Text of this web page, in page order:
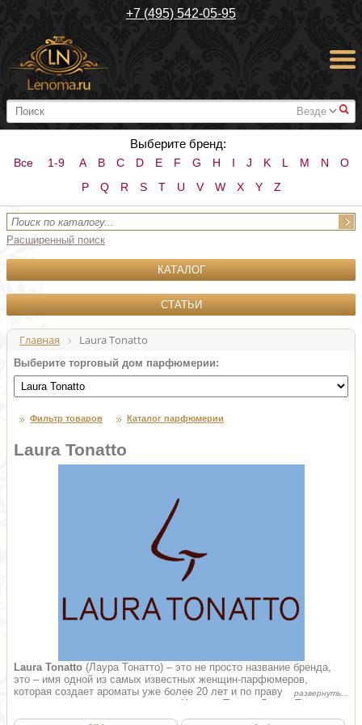
+7 (495) 542-05-95
#
Выберите бренд:
Все 1-9 A B C D E F G H I J K L M N
O
P
Q R S T U V W X Y Z
Расширенный поиск
КАТАЛОГ
СТАТЬИ
Главная Laura Tonatto
Выберите торговый дом парфюмерии:
Фильтр товаров Каталог парфюмерии
Laura Tonatto
Laura Tonatto (Лаура Тонатто) – это не просто название бренда,
это – имя одной из самых известных женщин-парфюмеров,
которая создает ароматы уже более 20 лет и по праву заслужила
звание одного из лучших носов в Италии. Талант Лауры Тонатто
воплотился в новом логотипе, на котором ее инициалы LT